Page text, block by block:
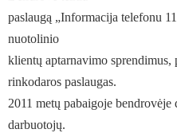
paslaugą „Informacija telefonu
nuotolinio
klientų aptarnavimo sprendimus,
rinkodaros paslaugas.
2011 metų pabaigoje
darbuotojų.